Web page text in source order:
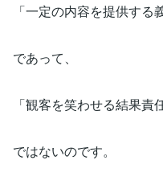
「一定の内容を提供する
であって、
「観客を笑わせる結果責
ではないのです。